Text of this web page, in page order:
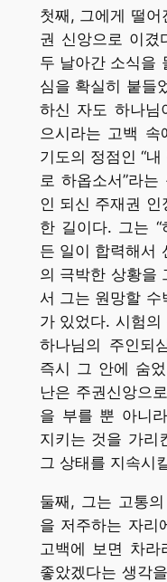
첫째, 그에게 떨
권 신앙으로 이
두 날아간 소식을
심을 확실히 붙들
하신 자도 하나님
으시라는 고백 속
기도의 정점인 “
로 하옵소서”라
인 되신 주재권
한 길이다. 그는
든 일이 합력해서
의 극박한 상황을
서 그는 원망할
가 있었다. 시험
하나님의 주인되
즉시 그 안에 숨
난은 주권신앙으
을 부를 뿐 아니
지키는 것을 가리
그 상태를 지속시
둘째, 그는 고통
을 저주하는 자리
고백에 보면 차라
좋았겠다는 생각